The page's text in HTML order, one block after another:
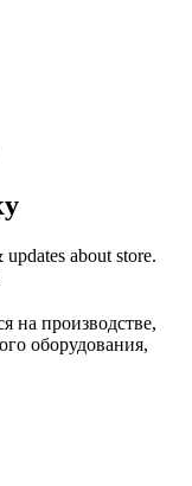
about store.
на производстве,
оборудования,